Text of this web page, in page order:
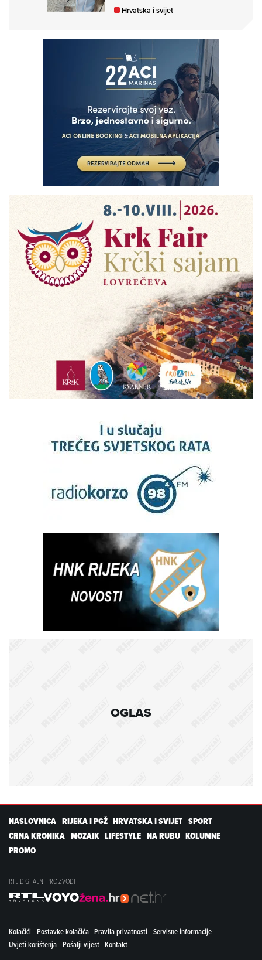
Hrvatska i svijet
OGLAS
NASLOVNICA RIJEKA I PGŽ HRVATSKA I SVIJET SPORT
CRNA KRONIKA MOZAIK LIFESTYLE NA RUBU KOLUMNE
PROMO
RTL DIGITALNI PROIZVODI
Kolačići Postavke kolačića Pravila privatnosti
Servisne informacije
Uvjeti korištenja Pošalji vijest Kontakt